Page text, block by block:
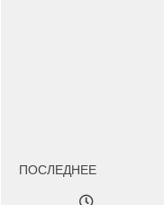
ПОСЛЕДНЕЕ